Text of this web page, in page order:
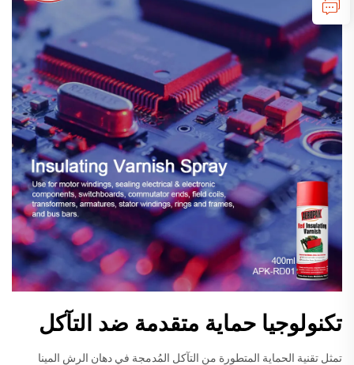
تكنولوجيا حماية متقدمة ضد التآكل
تمثل تقنية الحماية المتطورة من التآكل المُدمجة في دهان الرش المينا